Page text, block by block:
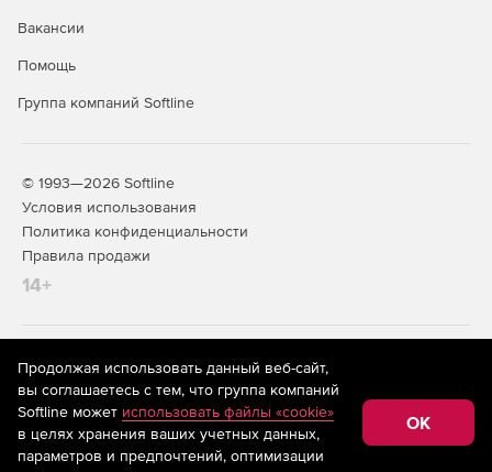
Вакансии
Помощь
Группа компаний Softline
© 1993—2026 Softline
Условия использования
Политика конфиденциальности
Правила продажи
14+
На информационном ресурсе store.softline.ru применяются
рекомендательные технологии
(информационные технологии
предоставления информации на основе сбора,
систематизации и анализа сведений, относящихся к
предпочтениям пользователей сети «Интернет»,
находящихся на территории Российской Федерации)
Продолжая использовать данный веб-сайт,
вы соглашаетесь с тем, что группа компаний
Softline может использовать файлы «cookie»
в целях хранения ваших учетных данных,
параметров и предпочтений, оптимизации
OK